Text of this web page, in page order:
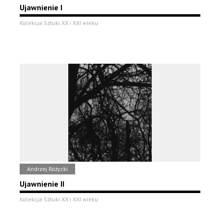
Ujawnienie I
Kolekcja Sztuki XX i XXI wieku
Andrzej Różycki
Ujawnienie II
Kolekcja Sztuki XX i XXI wieku